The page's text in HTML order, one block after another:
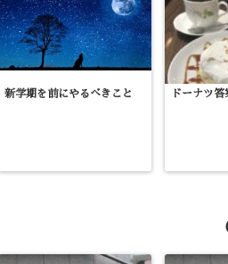
新学期を前にやるべきこと ドーナツ答